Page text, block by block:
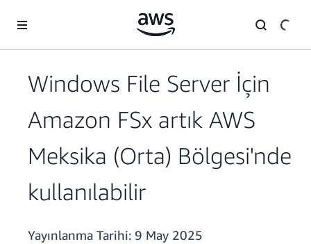
Windows File Server İçin
Amazon FSx artık AWS
Meksika (Orta) Bölgesi'nde
kullanılabilir
Yayınlanma Tarihi: 9 May 2025